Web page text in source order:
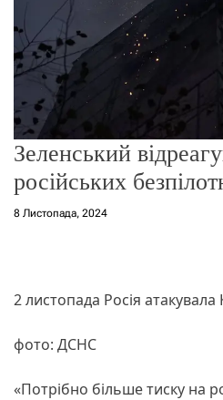
Зеленський
російських
8 Листопада, 2024
2 листопада Росія
фото: ДСНС
«Потрібно більше тиску на